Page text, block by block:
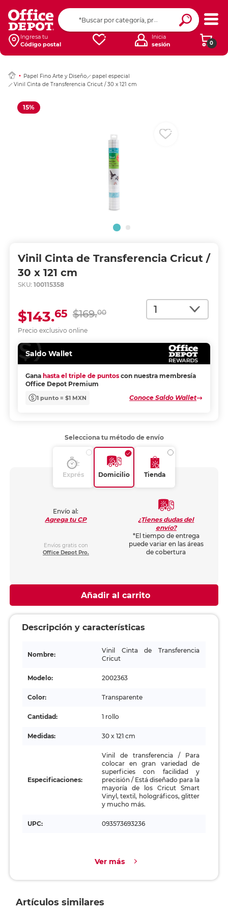
Ingresa tu
Código postal
0
Inicia
sesión
Papel Fino Arte y Diseño
papel especial
Vinil Cinta de Transferencia Cricut / 30 x 121 cm
15%
Vinil Cinta de Transferencia Cricut /
30 x 121 cm
SKU: 100115358
Cantidad
Precio exclusivo online
$169.00
$143.65
Saldo Wallet
Gana hasta el triple de puntos con nuestra membresía
Office Depot Premium
1 punto = $1 MXN Conoce Saldo Wallet
Ingresar Codigo
Selecciona tu método de envío
Exprés Domicilio Tienda
Envío al:
Agrega tu CP
Envíos gratis con
Office Depot Pro.
¿Tienes dudas del
envío?
*El tiempo de entrega
puede variar en las áreas
de cobertura
Añadir al carrito
Descripción y características
Nombre:
Vinil Cinta de Transferencia
Cricut
Modelo: 2002363
Color: Transparente
Cantidad: 1 rollo
Medidas: 30 x 121 cm
Especificaciones:
Vinil de transferencia / Para
colocar en gran variedad de
superficies con facilidad y
precisión / Está diseñado para la
mayoría de los Cricut Smart
Vinyl, textil, holográficos, glitter
y mucho más.
UPC: 093573693236
Ver más
Artículos similares